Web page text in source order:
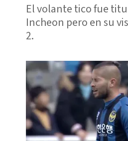
El volante tico fue
Incheon pero en su
2.